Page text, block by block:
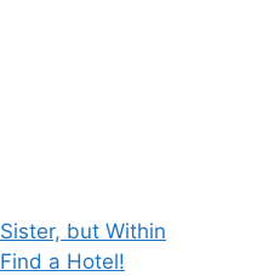
but Within
a Hotel!